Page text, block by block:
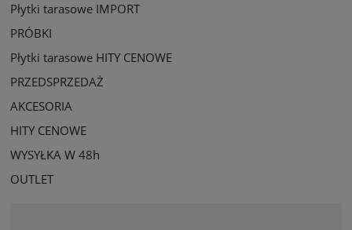
Płytki tarasowe IMPORT
PRÓBKI
Płytki tarasowe HITY CENOWE
PRZEDSPRZEDAŻ
AKCESORIA
HITY CENOWE
WYSYŁKA W 48h
OUTLET